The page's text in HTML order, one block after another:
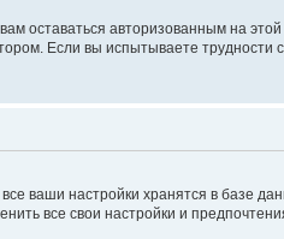
оставаться авторизованным на
Если вы испытываете
ваши настройки хранятся в базе
все свои настройки и